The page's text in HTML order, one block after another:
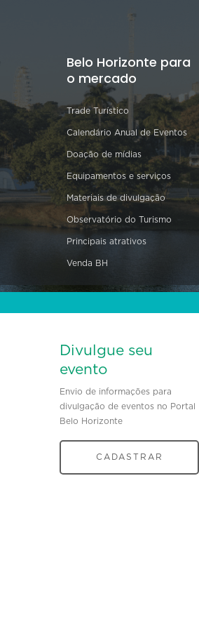
Belo Horizonte para
o mercado
Trade Turístico
Calendário Anual de Eventos
Doação de mídias
Equipamentos e serviços
Materiais de divulgação
Observatório do Turismo
Principais atrativos
Venda BH
Divulgue seu
evento
Envio de informações para
divulgação de eventos no Portal
Belo Horizonte
CADASTRAR